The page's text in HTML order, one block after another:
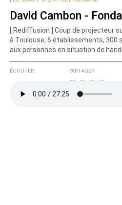
David Cambon -
[ Rediffusion ] Coup de projecteur
à Toulouse, 6 établissements, 300
aux personnes en situation de
ÉCOUTER PARTAGER